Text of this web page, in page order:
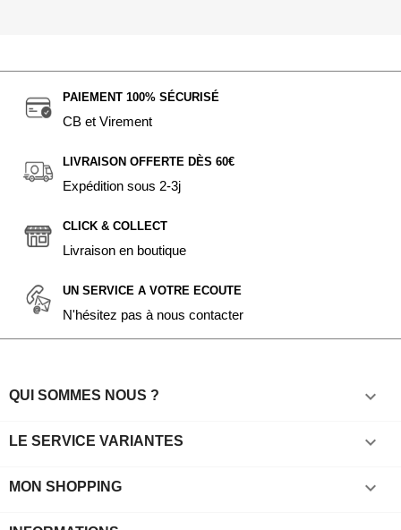
PAIEMENT 100% SÉCURISÉ
CB et Virement
LIVRAISON OFFERTE DÈS 60€
Expédition sous 2-3j
CLICK & COLLECT
Livraison en boutique
UN SERVICE A VOTRE ECOUTE
N'hésitez pas à nous contacter
QUI SOMMES NOUS ? 
LE SERVICE VARIANTES 
MON SHOPPING 